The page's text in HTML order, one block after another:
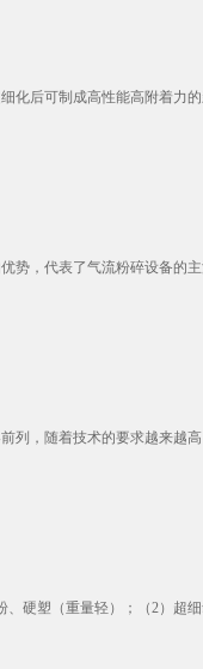
后可制成高性能高附着力
，代表了气流粉碎设备
，随着技术的要求越来越
硬塑（重量轻）；（2）